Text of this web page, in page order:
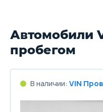
Автомобили
пробегом
В наличии: VIN